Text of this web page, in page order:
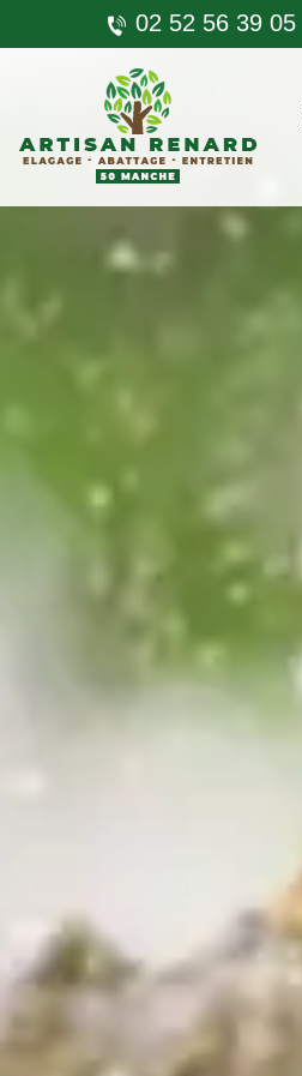
02 52 56 39 05